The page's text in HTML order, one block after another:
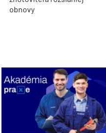
obnovy